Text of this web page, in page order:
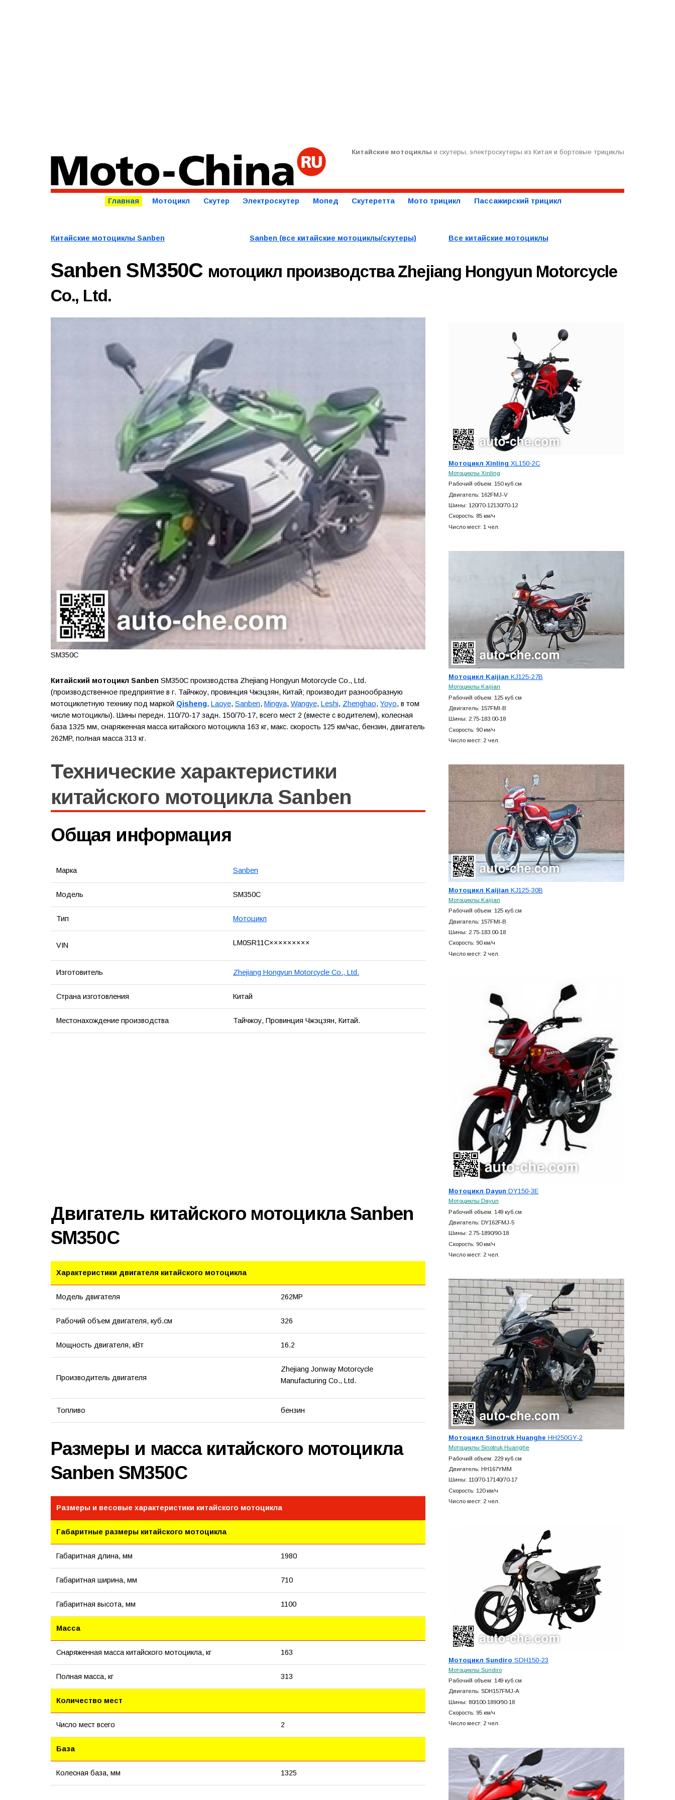
Китайские мотоциклы и скутеры, электроскутеры из Китая и бортовые трициклы
Главная Мотоцикл Скутер Электроскутер Мопед Скутеретта Мото трицикл Пассажирский трицикл
Китайские мотоциклы Sanben Sanben (все китайские мотоциклы/скутеры) Все китайские мотоциклы
Sanben SM350C мотоцикл производства Zhejiang Hongyun Motorcycle
Co., Ltd.
SM350C
Китайский мотоцикл Sanben SM350C производства Zhejiang Hongyun Motorcycle Co., Ltd.
(производственное предприятие в г. Тайчжоу, провинция Чжэцзян, Китай; производит разнообразную
мотоциклетную технику под маркой Qisheng, Laoye, Sanben, Mingya, Wangye, Leshi, Zhenghao, Yoyo, в том
числе мотоциклы). Шины передн. 110/70-17 задн. 150/70-17, всего мест 2 (вместе с водителем), колесная
база 1325 мм, снаряженная масса китайского мотоцикла 163 кг, макс. скорость 125 км/час, бензин, двигатель
262MP, полная масса 313 кг.
Технические характеристики
китайского мотоцикла Sanben
Общая информация
Марка Sanben
Модель SM350C
Тип Мотоцикл
VIN LM0SR11C×××××××××
Изготовитель Zhejiang Hongyun Motorcycle Co., Ltd.
Страна изготовления Китай
Местонахождение производства Тайчжоу, Провинция Чжэцзян, Китай.
Двигатель китайского мотоцикла Sanben
SM350C
Характеристики двигателя китайского мотоцикла
Модель двигателя 262MP
Рабочий объем двигателя, куб.см 326
Мощность двигателя, кВт 16.2
Производитель двигателя
Zhejiang Jonway Motorcycle
Manufacturing Co., Ltd.
Топливо бензин
Размеры и масса китайского мотоцикла
Sanben SM350C
Размеры и весовые характеристики китайского мотоцикла
Габаритные размеры китайского мотоцикла
Габаритная длина, мм 1980
Габаритная ширина, мм 710
Габаритная высота, мм 1100
Масса
Снаряженная масса китайского мотоцикла, кг 163
Полная масса, кг 313
Количество мест
Число мест всего 2
База
Колесная база, мм 1325
Мотоцикл Xinling XL150-2C
Мотоциклы Xinling
Рабочий объем: 150 куб.см
Двигатель: 162FMJ-V
Шины: 120/70-12130/70-12
Скорость: 85 км/ч
Число мест: 1 чел.
Мотоцикл Kaijian KJ125-27B
Мотоциклы Kaijian
Рабочий объем: 125 куб.см
Двигатель: 157FMI-B
Шины: 2.75-183.00-18
Скорость: 90 км/ч
Число мест: 2 чел.
Мотоцикл Kaijian KJ125-30B
Мотоциклы Kaijian
Рабочий объем: 125 куб.см
Двигатель: 157FMI-B
Шины: 2.75-183.00-18
Скорость: 90 км/ч
Число мест: 2 чел.
Мотоцикл Dayun DY150-3E
Мотоциклы Dayun
Рабочий объем: 149 куб.см
Двигатель: DY162FMJ-5
Шины: 2.75-1890/90-18
Скорость: 90 км/ч
Число мест: 2 чел.
Мотоцикл Sinotruk Huanghe HH250GY-2
Мотоциклы Sinotruk Huanghe
Рабочий объем: 229 куб.см
Двигатель: HH167YMM
Шины: 110/70-17140/70-17
Скорость: 120 км/ч
Число мест: 2 чел.
Мотоцикл Sundiro SDH150-23
Мотоциклы Sundiro
Рабочий объем: 149 куб.см
Двигатель: SDH157FMJ-A
Шины: 80/100-1890/90-18
Скорость: 95 км/ч
Число мест: 2 чел.